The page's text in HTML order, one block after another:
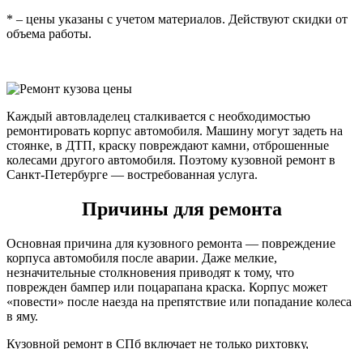
* – цены указаны с учетом материалов. Действуют скидки от
объема работы.
Каждый автовладелец сталкивается с необходимостью
ремонтировать корпус автомобиля. Машину могут задеть на
стоянке, в ДТП, краску повреждают камни, отброшенные
колесами другого автомобиля. Поэтому кузовной ремонт в
Санкт-Петербурге — востребованная услуга.
Причины для ремонта
Основная причина для кузовного ремонта — повреждение
корпуса автомобиля после аварии. Даже мелкие,
незначительные столкновения приводят к тому, что
поврежден бампер или поцарапана краска. Корпус может
«повести» после наезда на препятствие или попадание колеса
в яму.
Кузовной ремонт в СПб включает не только рихтовку,